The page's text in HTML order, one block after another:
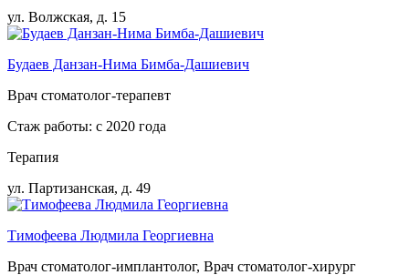
ул. Волжская, д. 15
Будаев Данзан-Нима Бимба-Дашиевич
Врач стоматолог-терапевт
Стаж работы: с 2020 года
Терапия
ул. Партизанская, д. 49
Тимофеева Людмила Георгиевна
Врач стоматолог-имплантолог, Врач стоматолог-хирург